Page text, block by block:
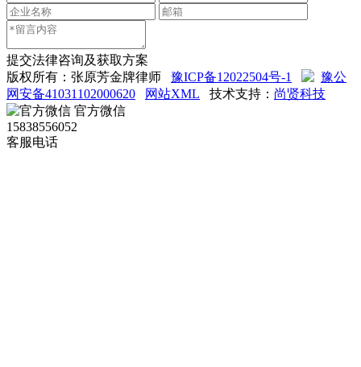
提交法律咨询及获取方案
版权所有：张原芳金牌律师 豫ICP备12022504号-1
豫公
网安备41031102000620
网站XML 技术支持： 尚贤科技
官方微信
15838556052
客服电话